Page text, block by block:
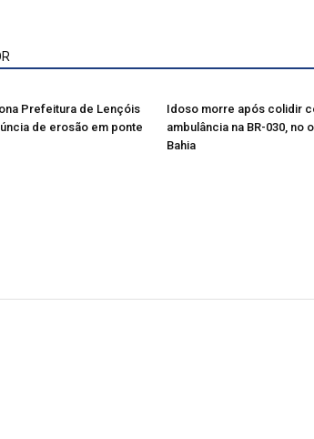
Prefeitura de Lençóis
de erosão em ponte
Idoso morre após colidir
ambulância na BR-030, no
Bahia